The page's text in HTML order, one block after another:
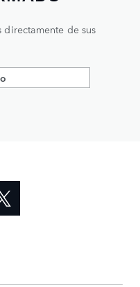
directamente de sus